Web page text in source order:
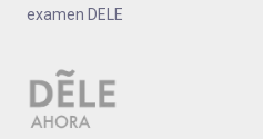
examen DELE